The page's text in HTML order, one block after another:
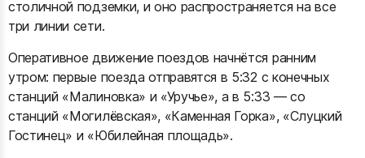
столичной подземки, и оно распространяется на все
три линии сети.
Оперативное движение поездов начнётся ранним
утром: первые поезда отправятся в 5:32 с конечных
станций «Малиновка» и «Уручье», а в 5:33 — со
станций «Могилёвская», «Каменная Горка», «Слуцкий
Гостинец» и «Юбилейная площадь».